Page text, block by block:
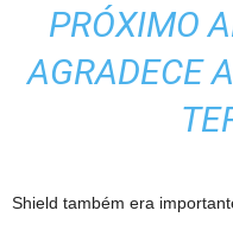
PRÓXIMO
AGRADECE
Shield também era